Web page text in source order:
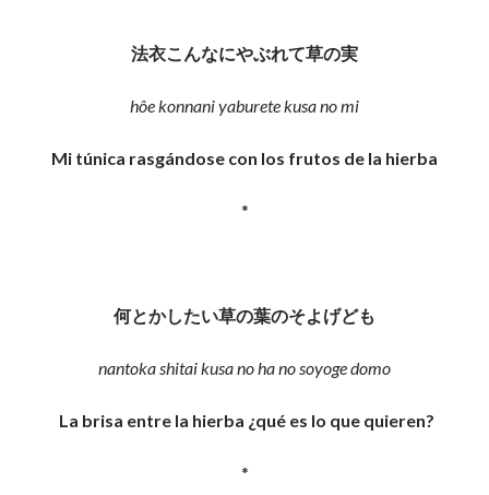
法衣こんなにやぶれて草の実
hôe konnani yaburete kusa no mi
Mi túnica rasgándose con los frutos de la hierba
*
何とかしたい草の葉のそよげども
nantoka shitai kusa no ha no soyoge domo
La brisa entre la hierba ¿qué es lo que quieren?
*